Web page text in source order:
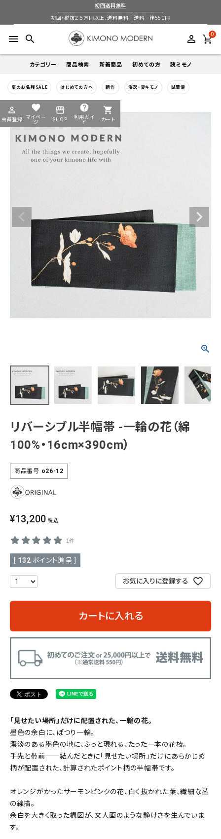
初回送料無料
初回・税抜2.5万円以上、送料無料｜送料一律550円
menu search perm_identity 0
カテゴリー
着物
帯
羽織
商品検索
キーワードから探す
search
季節から探す
着物 帯 羽織 襦袢 小物
タイプから探す
カジュアル ソシアル フォーマル
在庫有 アーカイブ商品 セール商品
正絹 木綿・麻 ポリエステル その他
価格から探す
20,000-30,000円 30,000円以上
色から探す
新着商品 初めての方 読ミモノ
夏のお名残SALE はじめての方へ 新作 浴衣・夏キモノ 試着便
perm_identity
会員登録
favorite
マイペー
ジ
storefront
SHOP
help
利用ガイ
ド
shopping_cart
カート
ログイン perm_identity 会員登録
羽織
新作・キャンペーン
帯結び動画
SHOPPING GUIDE
ABOUT
INFORMATION
リバーシブル半幅帯 -一輪の花（綿
100%・16cm×390cm）
商品番号 o26-12
¥13,200 税込
1件
132 ポイント進呈 ]
お気に入りに登録する
カートに入れる
「見せたい場所」だけに配置された、一輪の花。
墨色の余白に、ぽつり一輪。
濃淡のある墨色の地に、ふっと現れる、たった一本の花枝。
手先と帯前──結んだときに「見せたい場所」だけにあらかじめ
柄が配置された、計算されたポイント柄の半幅帯です。
オレンジがかったサーモンピンクの花、白く抜かれた葉、繊細な茎
の線描。
余白を大きく取った構図が、文人画のような静けさを生んでいま
す。